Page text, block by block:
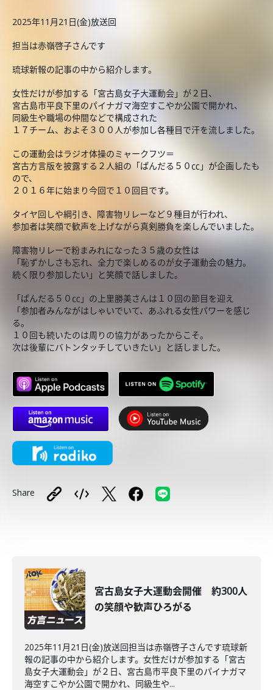
2025年11月21日(金)放送回
担当は赤嶺啓子さんです
琉球新報の記事の中から紹介します。
女性だけが参加する「宮古島女子大運動会」が２日、
宮古島市平良下里のパイナガマ海空すこやか公園で開かれ、
同級生や職場の仲間などで構成された
１７チーム、およそ３００人が参加し各種目で汗を流しました。
この運動会はラジオ体操のミャークフツ＝
宮古方言版を披露する２人組の「ぱんだる５０㏄」が企画したも
ので、
２０１６年に始まり今回で１０回目です。
タイヤ回しや綱引き、障害物リレーなど９種目が行われ、
参加者は笑顔で歓声を上げながら真剣勝負を楽しんでいました。
障害物リレーで粉まみれになった３５歳の女性は
「恥ずかしさも忘れ、全力で楽しめるのが女子運動会の魅力。
続く限り参加したい」と笑顔で話しました。
「ぱんだる５０㏄」の上里勝美さんは１０回の節目を迎え
「参加者みんながはしゃいでいて、あふれる女性パワーを感じ
る。
１０回も続いたのは周りの協力があったからこそ。
次は後輩にバトンタッチしていきたい」と話しました。
Share
宮古島女子大運動会開催 約300人
の笑顔や歓声ひろがる
2025年11月21日(金)放送回担当は赤嶺啓子さんです琉球新
報の記事の中から紹介します。女性だけが参加する「宮古
島女子大運動会」が２日、宮古島市平良下里のパイナガマ
海空すこやか公園で開かれ、同級生や...